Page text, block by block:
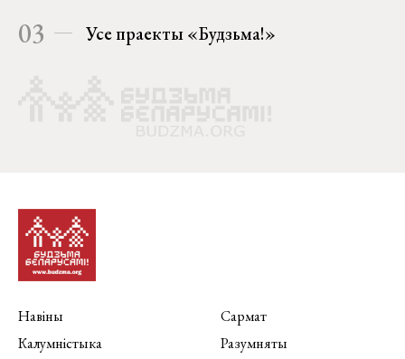
03 Усе праекты «Будзьма!»
Навіны
Калумністыка
Сармат
Разумняты